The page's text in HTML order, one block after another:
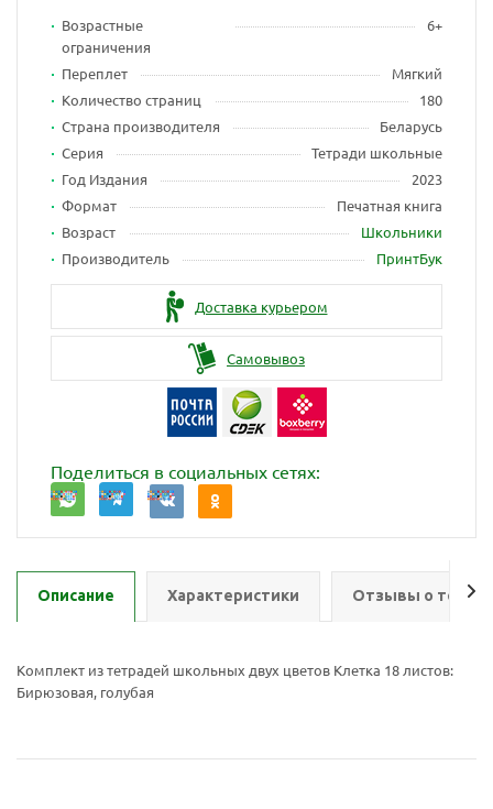
Возрастные
ограничения
6+
Переплет
Мягкий
Количество страниц
180
Страна производителя
Беларусь
Серия
Тетради школьные
Год Издания
2023
Формат
Печатная книга
Возраст
Школьники
Производитель
ПринтБук
Доставка курьером
Самовывоз
Поделиться в социальных сетях:
Описание Характеристики Отзывы о
Комплект из тетрадей школьных двух цветов Клетка 18 листов:
Бирюзовая, голубая